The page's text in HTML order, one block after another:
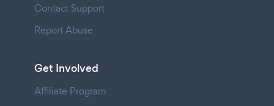
Contact Support
Report Abuse
Get Involved
Affiliate Program